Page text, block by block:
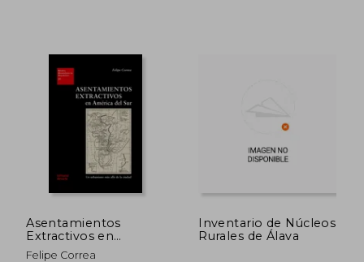
45%
dcto. $ 84.848
Asentamientos
Extractivos en
América del sur
Felipe Correa
Inventario de Núcleos
Rurales de Álava